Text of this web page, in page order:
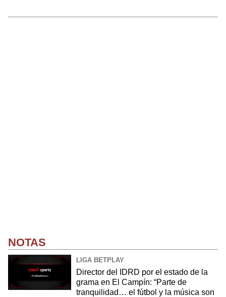
NOTAS
LIGA BETPLAY
Director del IDRD por el estado de la
grama en El Campín: “Parte de
tranquilidad… el fútbol y la música son